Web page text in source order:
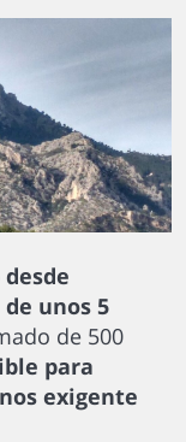
unos 5
de 500
para
exigente